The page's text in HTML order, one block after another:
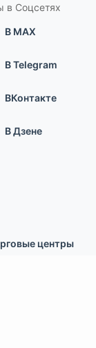
в Соцсетях
В MAX
В Telegram
ВКонтакте
В Дзене
центры